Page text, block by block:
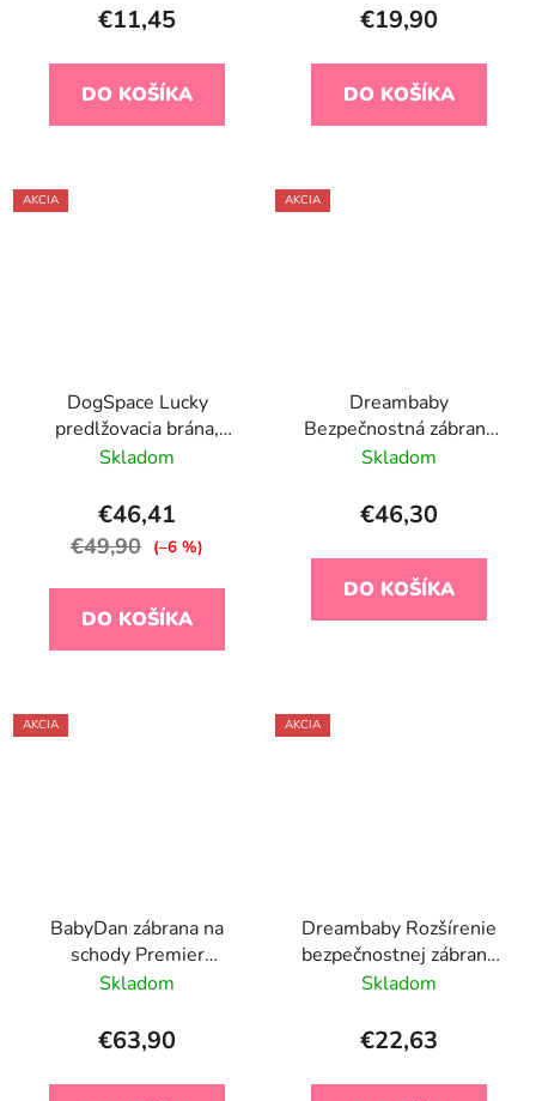
€11,45
DO KOŠÍKA
€19,90
DO KOŠÍKA
AKCIA
DogSpace Lucky
predlžovacia brána,
kovová biela
Skladom
€46,41
€49,90 (–6 %)
DO KOŠÍKA
AKCIA
Dreambaby
Bezpečnostná zábrana
Arizona (šírka 68-112
Skladom
€46,30
DO KOŠÍKA
AKCIA
BabyDan zábrana na
schody Premier
strieborná
Skladom
€63,90
AKCIA
Dreambaby Rozšírenie
bezpečnostnej zábrany
Liberty - 18cm (výška
Skladom
€22,63